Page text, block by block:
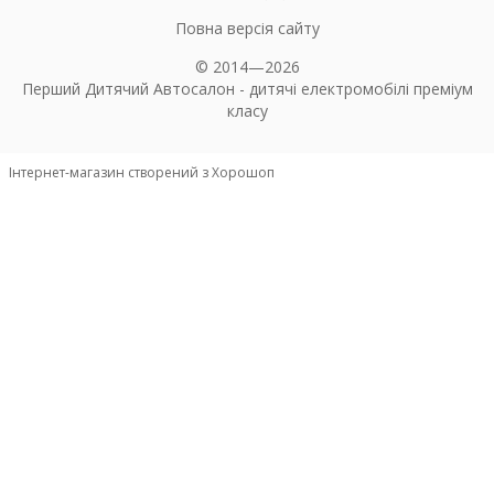
Повна версія сайту
© 2014—2026
Перший Дитячий Автосалон - дитячі електромобілі преміум
класу
Інтернет-магазин створений з Хорошоп